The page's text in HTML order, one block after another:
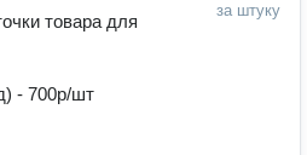
за штуку
товара для
- 700р/шт